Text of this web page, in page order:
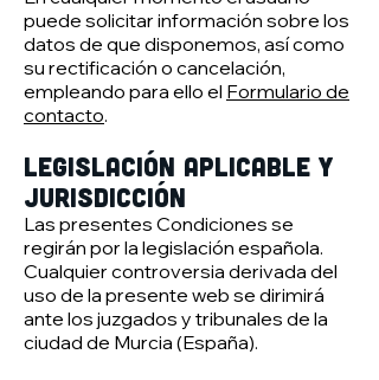
puede solicitar información sobre los
datos de que disponemos, así como
su rectificación o cancelación,
empleando para ello el Formulario de
contacto.
Legislación aplicable y
jurisdicción
Las presentes Condiciones se
regirán por la legislación española.
Cualquier controversia derivada del
uso de la presente web se dirimirá
ante los juzgados y tribunales de la
ciudad de Murcia (España).